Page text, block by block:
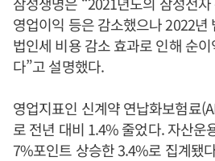
영업이익 등은 감소했으나 2022년
법인세 비용 감소 효과로 인해 순
다”고 설명했다.
영업지표인 신계약 연납화보험료
로 전년 대비 1.4% 줄었다. 자산운
7%포인트 상승한 3.4%로 집계됐